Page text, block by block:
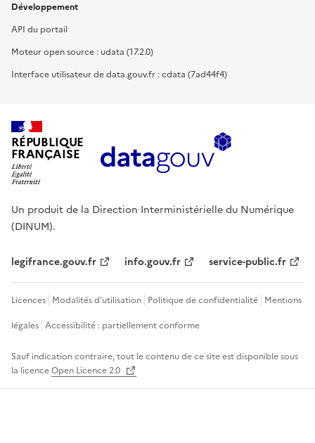
Développement
API du portail
Moteur open source : udata (17.2.0)
Interface utilisateur de data.gouv.fr : cdata (7ad44f4)
RÉPUBLIQUE
FRANÇAISE
Un produit de la Direction Interministérielle du Numérique
(DINUM).
legifrance.gouv.fr info.gouv.fr service-public.fr
Licences Modalités d'utilisation Politique de confidentialité Mentions
légales Accessibilité : partiellement conforme
Sauf indication contraire, tout le contenu de ce site est disponible sous
la licenceOpen Licence 2.0